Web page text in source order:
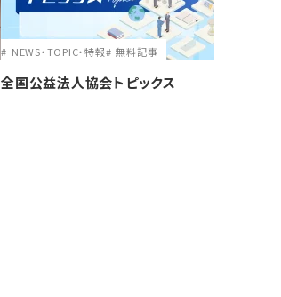
NEWS・TOPIC・特報 無料記事
全国公益法人協会トピックス